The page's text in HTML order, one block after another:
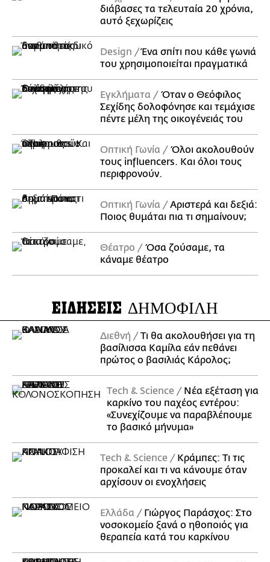
διάβασες τα τελευταία 20 χρόνια,
αυτό ξεχωρίζεις
Design
Ένα σπίτι που κάθε γωνιά
του χρησιμοποιείται πραγματικά
Εγκλήματα
Όταν ο Θεόφιλος
Σεχίδης δολοφόνησε και τεμάχισε
πέντε μέλη της οικογένειάς του
Οπτική Γωνία
Όλοι ακολουθούν
τους influencers. Και όλοι τους
περιφρονούν.
Οπτική Γωνία
Αριστερά και δεξιά:
Ποιος θυμάται πια τι σημαίνουν;
Θέατρο
Όσα ζούσαμε, τα
κάναμε θέατρο
ΕΙΔΗΣΕΙΣ ΔΗΜΟΦΙΛΗ
Διεθνή
Τι θα ακολουθήσει για τη
βασίλισσα Καμίλα εάν πεθάνει
πρώτος ο βασιλιάς Κάρολος;
Τech & Science
Νέα εξέταση για
καρκίνο του παχέος εντέρου:
«Συνεχίζουμε να παραβλέπουμε
το βασικό μήνυμα»
Τech & Science
Κράμπες: Τι τις
προκαλεί και τι να κάνουμε όταν
αρχίσουν οι ενοχλήσεις
Ελλάδα
Γιώργος Παράσχος: Στο
νοσοκομείο ξανά ο ηθοποιός για
θεραπεία κατά του καρκίνου